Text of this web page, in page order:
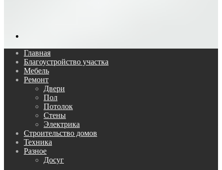
Главная
Благоустройство участка
Мебель
Ремонт
Двери
Пол
Потолок
Стены
Электрика
Строительство домов
Техника
Разное
Досуг